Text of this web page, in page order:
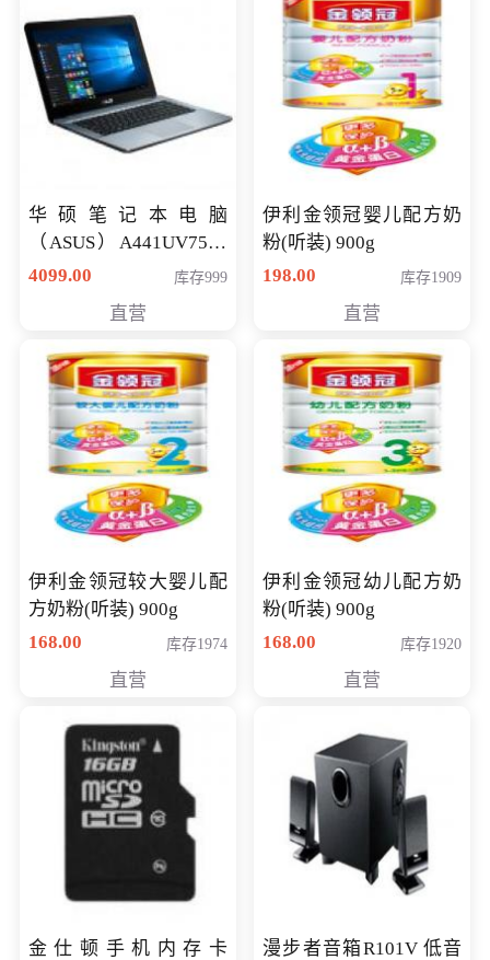
华硕笔记本电脑
（ASUS）A441UV7500
顽石（7代i7-7500U 4G
4099.00 库存999
直营
伊利金领冠婴儿配方奶
粉(听装) 900g
198.00
库存1909
直营
伊利金领冠较大婴儿配
方奶粉(听装) 900g
168.00
库存1974
直营
伊利金领冠幼儿配方奶
粉(听装) 900g
168.00
库存1920
直营
金仕顿手机内存卡
漫步者音箱R101V 低音